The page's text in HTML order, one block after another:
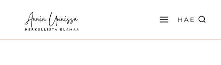
sisältöön
HAE